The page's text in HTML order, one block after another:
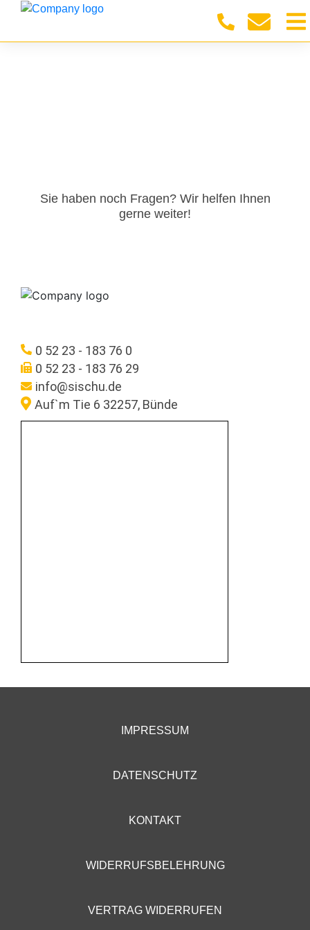
Sie haben noch Fragen? Wir helfen Ihnen
gerne weiter!​
0 52 23 - 183 76 0
0 52 23 - 183 76 29
info@sischu.de
Auf`m Tie 6 32257, Bünde
IMPRESSUM
DATENSCHUTZ
KONTAKT
WIDERRUFSBELEHRUNG
VERTRAG WIDERRUFEN